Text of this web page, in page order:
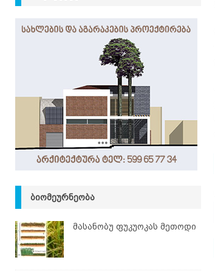
ᲑᲘᲝᲛᲔᲣᲠᲜᲔᲝᲑᲐ
მასანობუ ფუკუოკას მეთოდი